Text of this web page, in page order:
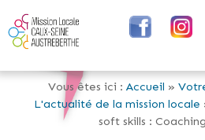
Vous êtes ici : Accueil »
L'actualité de la mission locale
soft skills :